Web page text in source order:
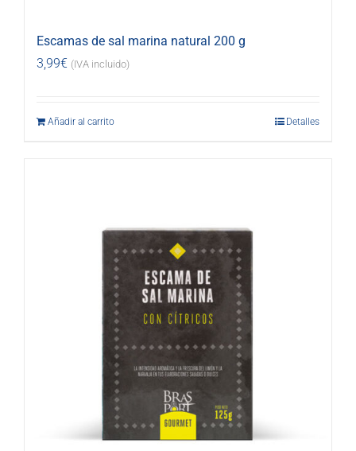
Escamas de sal marina natural 200 g
3,99€ (IVA incluido)
Añadir al carrito Detalles